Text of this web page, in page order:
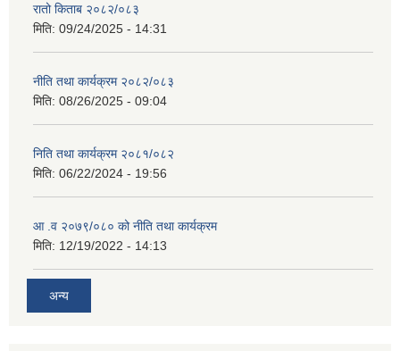
रातो किताब २०८२/०८३
मिति: 09/24/2025 - 14:31
नीति तथा कार्यक्रम २०८२/०८३
मिति: 08/26/2025 - 09:04
निति तथा कार्यक्रम २०८१/०८२
मिति: 06/22/2024 - 19:56
आ .व २०७९/०८० को नीति तथा कार्यक्रम
मिति: 12/19/2022 - 14:13
अन्य